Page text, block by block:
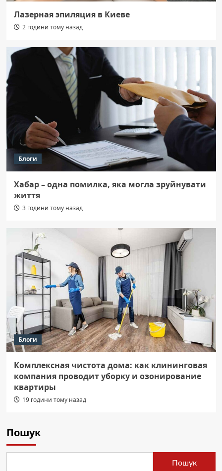
Лазерная эпиляция в Киеве
2 години тому назад
Блоги
Хабар – одна помилка, яка могла зруйнувати
життя
3 години тому назад
Блоги
Комплексная чистота дома: как клининговая
компания проводит уборку и озонирование
квартиры
19 години тому назад
Пошук
Пошук